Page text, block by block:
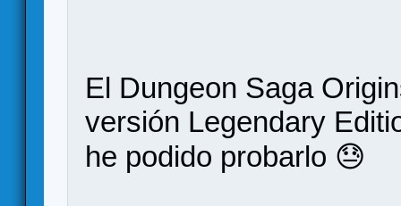
El Dungeon Saga
versión Legendary
he podido probarlo 😓